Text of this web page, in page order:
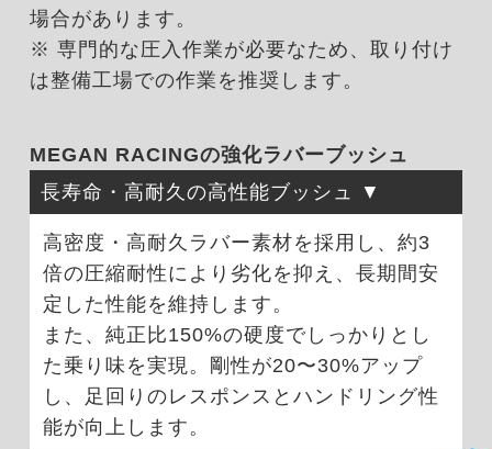
場合があります。
※ 専門的な圧入作業が必要なため、取り付け
は整備工場での作業を推奨します。
MEGAN RACINGの強化ラバーブッシュ
長寿命・高耐久の高性能ブッシュ
高密度・高耐久ラバー素材を採用し、約3
倍の圧縮耐性により劣化を抑え、長期間安
定した性能を維持します。
また、純正比150%の硬度でしっかりとし
た乗り味を実現。剛性が20〜30%アップ
し、足回りのレスポンスとハンドリング性
能が向上します。